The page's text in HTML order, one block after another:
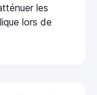
les
lors de